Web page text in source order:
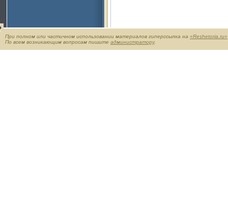
При полном или частичном использовании материалов гиперссылка на «Reshetoria.ru»
По всем возникающим вопросам пишите администратору.